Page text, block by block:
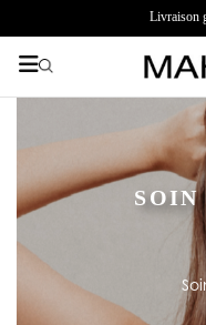
Livraison
SOIN